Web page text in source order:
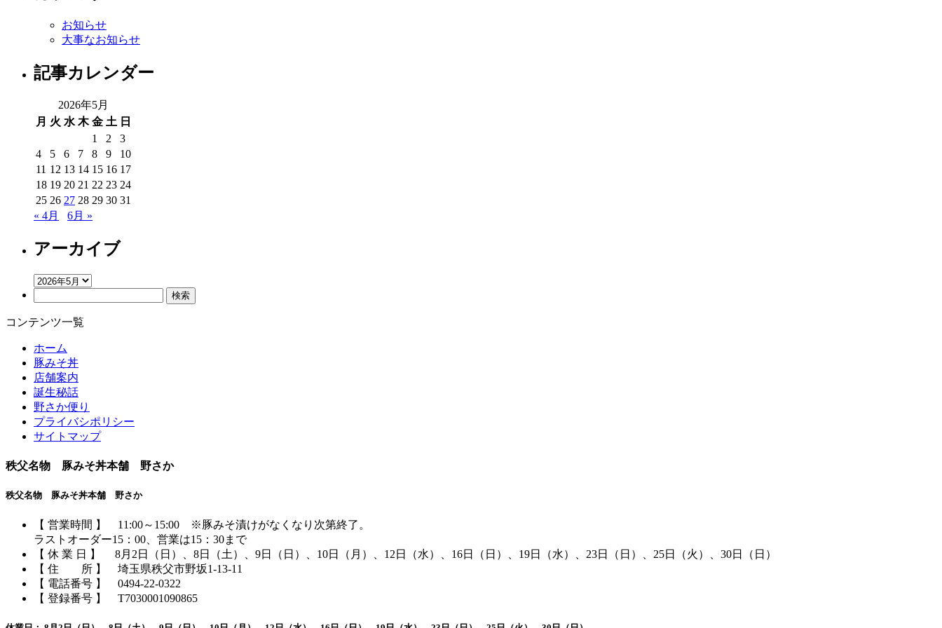
お知らせ
大事なお知らせ
記事カレンダー
2026年5月
月 火 水 木 金 土 日
1
2
3
4
5 6 7 8 9
10
11 12 13 14 15 16 17
18 19 20 21 22 23 24
25 26 27 28 29 30 31
« 4月
6月 »
アーカイブ
ア
イ
コンテンツ一覧
ホーム
豚みそ丼
店舗案内
誕生秘話
野さか便り
プライバシポリシー
サイトマップ
秩父名物 豚みそ丼本舗 野さか
秩父名物 豚みそ丼本舗 野さか
【 営業時間 】 11:00～15:00 ※豚みそ漬けがなくなり次第終了。
ラストオーダー15：00、営業は15：30まで
【 休 業 日 】 8月2日（日）、8日（土）、9日（日）、10日（月）、12日（水）、16日（日）、19日（水）、23日（日）、25日（火）、30日（日）
【 住 所 】 埼玉県秩父市野坂1-13-11
【 電話番号 】 0494-22-0322
【 登録番号 】 T7030001090865